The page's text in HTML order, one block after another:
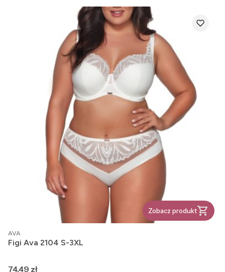
Zobacz produkt
PRODUCENT
AVA
Figi Ava 2104 S-3XL
Cena
74,49 zł